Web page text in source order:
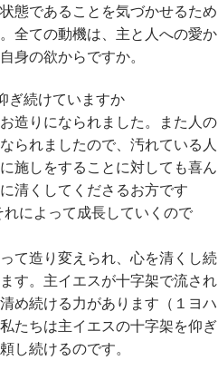
態であることを気づかせるため
全ての動機は、主と人への愛か
身の欲からですか。
ぎ続けていますか
造りになられました。また人の
られましたので、汚れている人
施しをすることに対しても喜ん
清くしてくださるお方です
れによって成長していくので
て造り変えられ、心を清くし続
す。主イエスが十字架で流され
め続ける力があります（１ヨハ
たちは主イエスの十字架を仰ぎ
し続けるのです。